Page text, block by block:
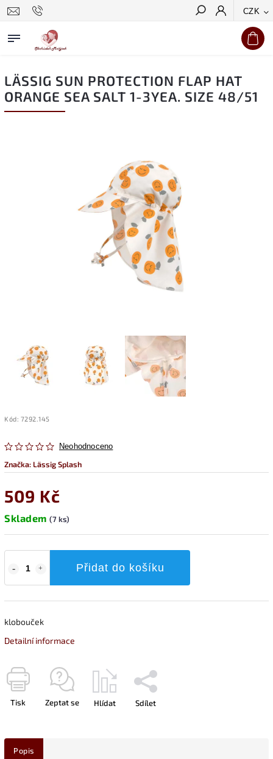
CZK
Hledat
LÄSSIG SUN PROTECTION FLAP HAT
ORANGE SEA SALT 1-3YEA. SIZE 48/51
Kód: 7292.145
Neohodnoceno
Značka: Lässig Splash
509 Kč
Skladem (7 ks)
Přidat do košíku
klobouček
Detailní informace
Tisk Zeptat se Hlídat Sdílet
Popis